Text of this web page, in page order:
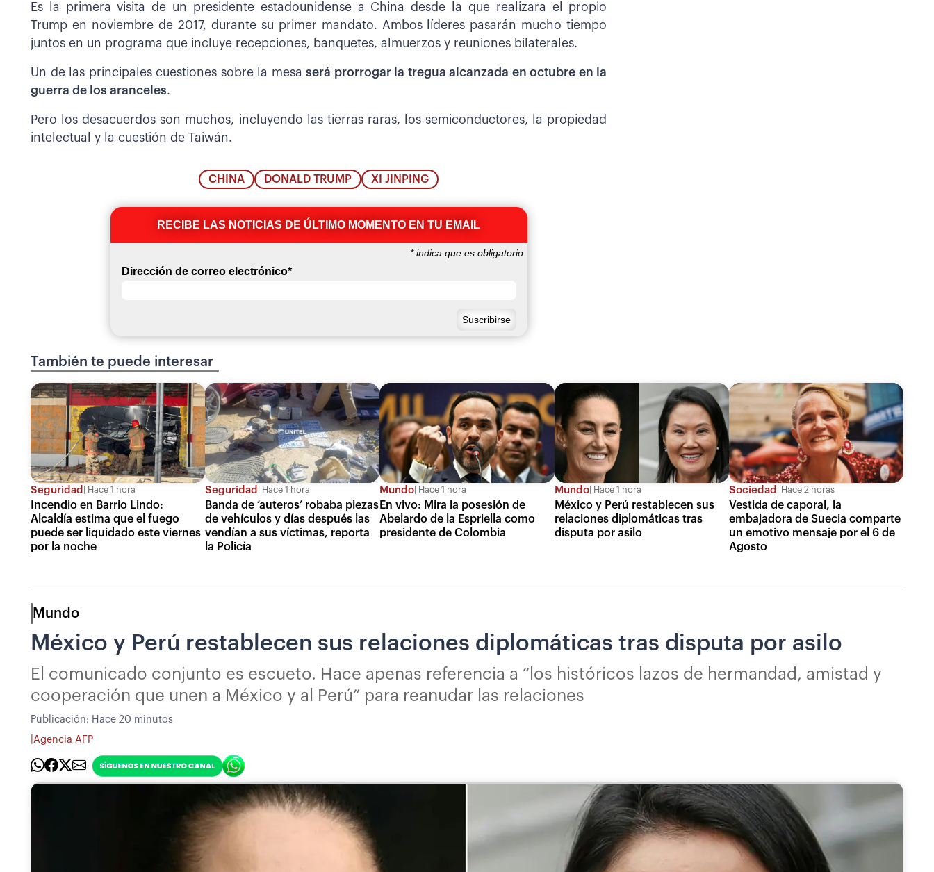
Es la primera visita de un presidente estadounidense a China desde la que realizara el propio
Trump en noviembre de 2017, durante su primer mandato. Ambos líderes pasarán mucho tiempo
juntos en un programa que incluye recepciones, banquetes, almuerzos y reuniones bilaterales.
Un de las principales cuestiones sobre la mesaserá prorrogar la tregua alcanzada en octubre en la
guerra de los aranceles.
Pero los desacuerdos son muchos, incluyendo las tierras raras, los semiconductores, la propiedad
intelectual y la cuestión de Taiwán.
CHINA DONALD TRUMP XI JINPING
RECIBE LAS NOTICIAS DE ÚLTIMO MOMENTO EN TU EMAIL
*indica que es obligatorio
Dirección de correo electrónico*
También te puede interesar
Seguridad Hace 1 hora
Incendio en Barrio Lindo:
Alcaldía estima que el fuego
puede ser liquidado este viernes
por la noche
Seguridad Hace 1 hora
Banda de ‘auteros’ robaba piezas
de vehículos y días después las
vendían a sus víctimas, reporta
la Policía
Mundo Hace 1 hora
En vivo: Mira la posesión de
Abelardo de la Espriella como
presidente de Colombia
Mundo Hace 1 hora
México y Perú restablecen sus
relaciones diplomáticas tras
disputa por asilo
Sociedad Hace 2 horas
Vestida de caporal, la
embajadora de Suecia comparte
un emotivo mensaje por el 6 de
Agosto
Mundo
México y Perú restablecen sus relaciones diplomáticas tras disputa por asilo
El comunicado conjunto es escueto. Hace apenas referencia a “los históricos lazos de hermandad, amistad y
cooperación que unen a México y al Perú” para reanudar las relaciones
Publicación: Hace 20 minutos
Agencia AFP